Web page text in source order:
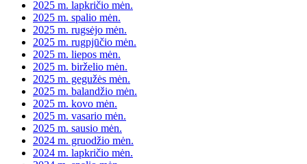
2025 m. lapkričio mėn.
2025 m. spalio mėn.
2025 m. rugsėjo mėn.
2025 m. rugpjūčio mėn.
2025 m. liepos mėn.
2025 m. birželio mėn.
2025 m. gegužės mėn.
2025 m. balandžio mėn.
2025 m. kovo mėn.
2025 m. vasario mėn.
2025 m. sausio mėn.
2024 m. gruodžio mėn.
2024 m. lapkričio mėn.